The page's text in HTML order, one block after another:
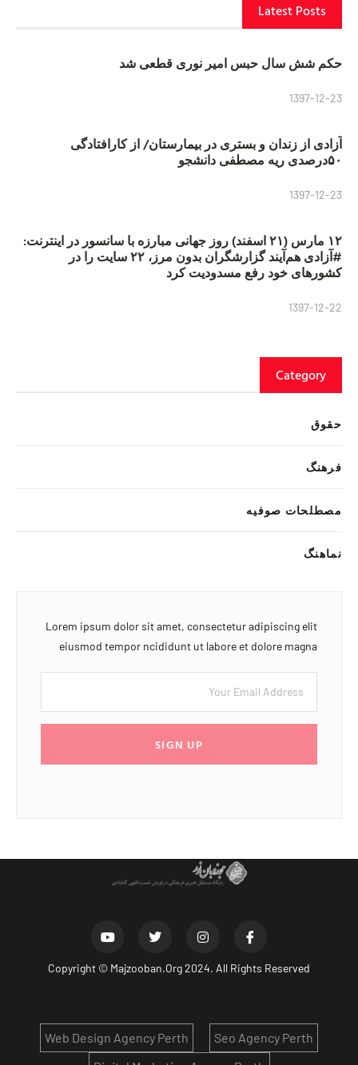
Latest Posts
حکم شش سال حبس امیر نوری قطعی شد
1397-12-23
آزادی از زندان و بستری در بیمارستان/ از کارافتادگی
۵۰درصدی ریه مصطفی دانشجو
1397-12-23
۱۲ مارس (۲۱ اسفند) روز جهانی مبارزه با سانسور در اینترنت:
#آزادی هم‌آیند گزارشگران‌ بدون مرز، ۲۲ سایت را در
کشورهای خود رفع مسدودیت کرد
1397-12-22
Category
حقوق
فرهنگ
مصطلحات صوفیه
نماهنگ
Lorem ipsum dolor sit amet, consectetur adipiscing elit
eiusmod tempor ncididunt ut labore et dolore magna
SIGN UP
Copyright © Majzooban.Org2024. All Rights Reserved
Seo Agency Perth
Web Design Agency Perth